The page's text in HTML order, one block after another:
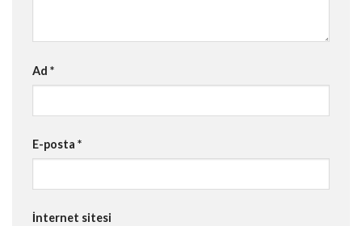
Ad *
E-posta *
İnternet sitesi